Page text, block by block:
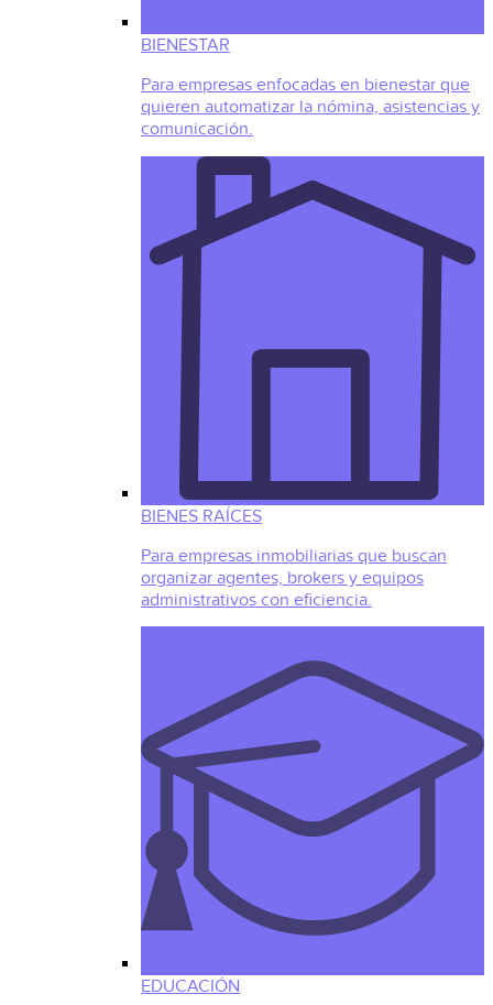
BIENESTAR
Para empresas enfocadas en bienestar que
quieren automatizar la nómina, asistencias y
comunicación.
BIENES RAÍCES
Para empresas inmobiliarias que buscan
organizar agentes, brokers y equipos
administrativos con eficiencia.
EDUCACIÓN